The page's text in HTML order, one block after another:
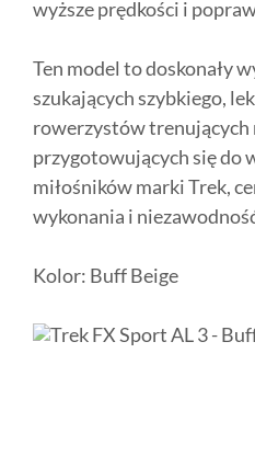
wyższe prędkości i
Ten model to doskonały
szukających szybkiego,
rowerzystów trenujących
przygotowujących się do
miłośników marki Trek,
wykonania i
Kolor: Buff Beige